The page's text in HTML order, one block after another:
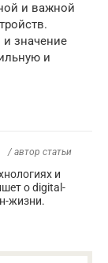
и важной
и значение
и
/ автор статьи
и
о digital-
жизни.